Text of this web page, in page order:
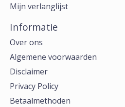
Mijn verlanglijst
Informatie
Over ons
Algemene voorwaarden
Disclaimer
Privacy Policy
Betaalmethoden